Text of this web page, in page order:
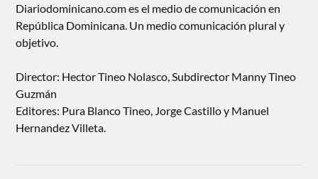
Diariodominicano.com es el medio de comunicación en
República Dominicana. Un medio comunicación plural y
objetivo.
Director: Hector Tineo Nolasco, Subdirector Manny Tineo
Guzmán
Editores: Pura Blanco Tineo, Jorge Castillo y Manuel
Hernandez Villeta.